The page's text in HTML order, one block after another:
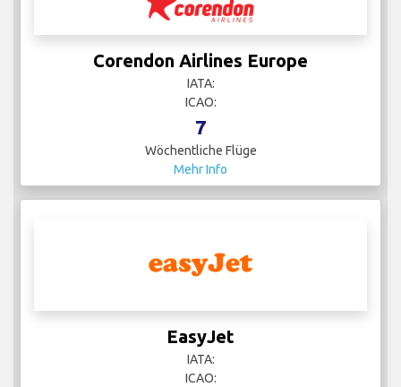
Corendon Airlines Europe
IATA:
ICAO:
7
Wöchentliche Flüge
Mehr Info
EasyJet
IATA:
ICAO: